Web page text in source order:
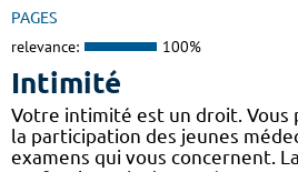
PAGES
relevance: 100%
Intimité
Votre intimité est un droit. Vous
la participation des jeunes
examens qui vous concernent.